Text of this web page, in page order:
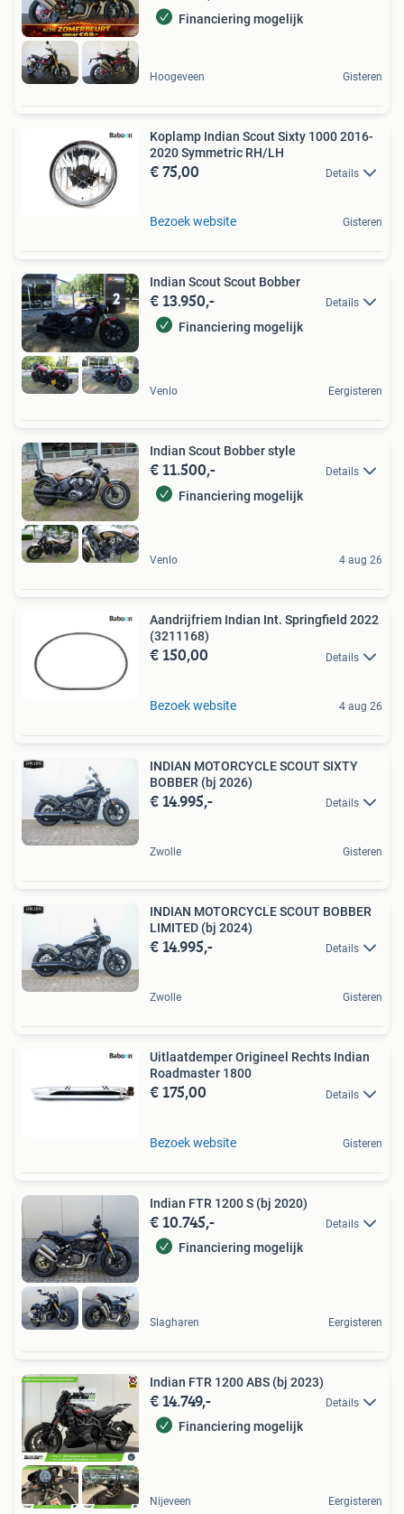
Financiering mogelijk
Hoogeveen Gisteren
Koplamp Indian Scout Sixty 1000 2016-
2020 Symmetric RH/LH
€ 75,00 Details
Bezoek website Gisteren
Indian Scout Scout Bobber
€ 13.950,- Details
Financiering mogelijk
Venlo Eergisteren
Indian Scout Bobber style
€ 11.500,- Details
Financiering mogelijk
Venlo 4 aug 26
Aandrijfriem Indian Int. Springfield 2022
(3211168)
€ 150,00 Details
Bezoek website 4 aug 26
INDIAN MOTORCYCLE SCOUT SIXTY
BOBBER (bj 2026)
€ 14.995,- Details
Zwolle Gisteren
INDIAN MOTORCYCLE SCOUT BOBBER
LIMITED (bj 2024)
€ 14.995,- Details
Zwolle Gisteren
Uitlaatdemper Origineel Rechts Indian
Roadmaster 1800
€ 175,00 Details
Bezoek website Gisteren
Indian FTR 1200 S (bj 2020)
€ 10.745,- Details
Financiering mogelijk
Slagharen Eergisteren
Indian FTR 1200 ABS (bj 2023)
€ 14.749,- Details
Financiering mogelijk
Nijeveen Eergisteren